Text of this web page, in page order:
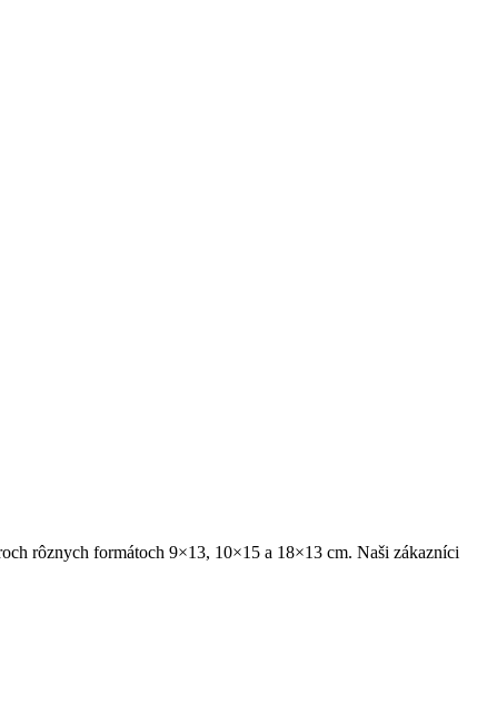
rôznych formátoch 9×13, 10×15 a 18×13 cm. Naši zákazníci